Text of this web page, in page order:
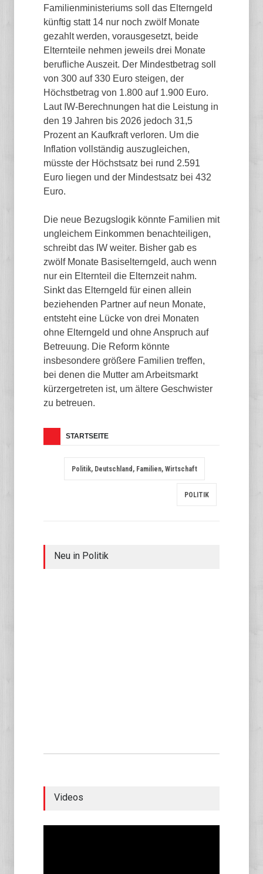
Familienministeriums soll das Elterngeld
künftig statt 14 nur noch zwölf Monate
gezahlt werden, vorausgesetzt, beide
Elternteile nehmen jeweils drei Monate
berufliche Auszeit. Der Mindestbetrag soll
von 300 auf 330 Euro steigen, der
Höchstbetrag von 1.800 auf 1.900 Euro.
Laut IW-Berechnungen hat die Leistung in
den 19 Jahren bis 2026 jedoch 31,5
Prozent an Kaufkraft verloren. Um die
Inflation vollständig auszugleichen,
müsste der Höchstsatz bei rund 2.591
Euro liegen und der Mindestsatz bei 432
Euro.
Die neue Bezugslogik könnte Familien mit
ungleichem Einkommen benachteiligen,
schreibt das IW weiter. Bisher gab es
zwölf Monate Basiselterngeld, auch wenn
nur ein Elternteil die Elternzeit nahm.
Sinkt das Elterngeld für einen allein
beziehenden Partner auf neun Monate,
entsteht eine Lücke von drei Monaten
ohne Elterngeld und ohne Anspruch auf
Betreuung. Die Reform könnte
insbesondere größere Familien treffen,
bei denen die Mutter am Arbeitsmarkt
kürzergetreten ist, um ältere Geschwister
zu betreuen.
STARTSEITE
Politik, Deutschland, Familien, Wirtschaft
POLITIK
Neu in Politik
Videos